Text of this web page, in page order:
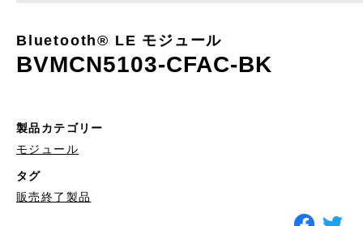
Bluetooth®︎ LE モジュール
BVMCN5103-CFAC-BK
製品カテゴリー
モジュール
タグ
販売終了製品